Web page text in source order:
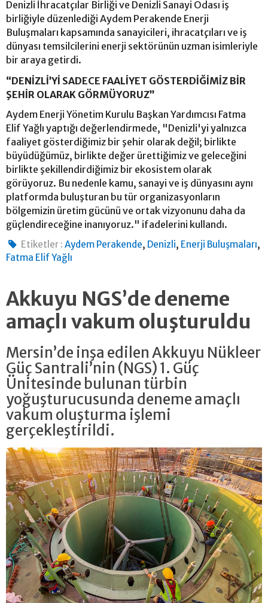
Denizli İhracatçılar Birliği ve Denizli Sanayi Odası iş
birliğiyle düzenlediği Aydem Perakende Enerji
Buluşmaları kapsamında sanayicileri, ihracatçıları ve iş
dünyası temsilcilerini enerji sektörünün uzman isimleriyle
bir araya getirdi.
“DENİZLİ’Yİ SADECE FAALİYET GÖSTERDİĞİMİZ BİR
ŞEHİR OLARAK GÖRMÜYORUZ”
Aydem Enerji Yönetim Kurulu Başkan Yardımcısı Fatma
Elif Yağlı yaptığı değerlendirmede, "Denizli'yi yalnızca
faaliyet gösterdiğimiz bir şehir olarak değil; birlikte
büyüdüğümüz, birlikte değer ürettiğimiz ve geleceğini
birlikte şekillendirdiğimiz bir ekosistem olarak
görüyoruz. Bu nedenle kamu, sanayi ve iş dünyasını aynı
platformda buluşturan bu tür organizasyonların
bölgemizin üretim gücünü ve ortak vizyonunu daha da
güçlendireceğine inanıyoruz." ifadelerini kullandı.
Etiketler : Aydem Perakende, Denizli, Enerji Buluşmaları,
Fatma Elif Yağlı
Akkuyu NGS’de deneme
amaçlı vakum oluşturuldu
Mersin’de inşa edilen Akkuyu Nükleer
Güç Santrali’nin (NGS) 1. Güç
Ünitesinde bulunan türbin
yoğuşturucusunda deneme amaçlı
vakum oluşturma işlemi
gerçekleştirildi.